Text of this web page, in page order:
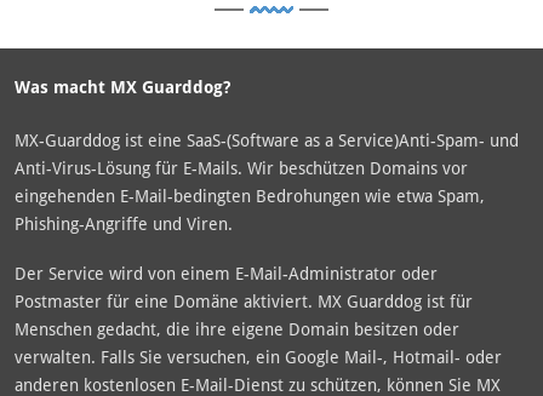
Was macht MX Guarddog?
MX-Guarddog ist eine SaaS-(Software as a Service)Anti-Spam- und
Anti-Virus-Lösung für E-Mails. Wir beschützen Domains vor
eingehenden E-Mail-bedingten Bedrohungen wie etwa Spam,
Phishing-Angriffe und Viren.
Der Service wird von einem E-Mail-Administrator oder
Postmaster für eine Domäne aktiviert. MX Guarddog ist für
Menschen gedacht, die ihre eigene Domain besitzen oder
verwalten. Falls Sie versuchen, ein Google Mail-, Hotmail- oder
anderen kostenlosen E-Mail-Dienst zu schützen, können Sie MX